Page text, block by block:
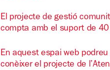
El projecte de gestió
compta amb el suport de
En aquest espai web
conèixer el projecte de